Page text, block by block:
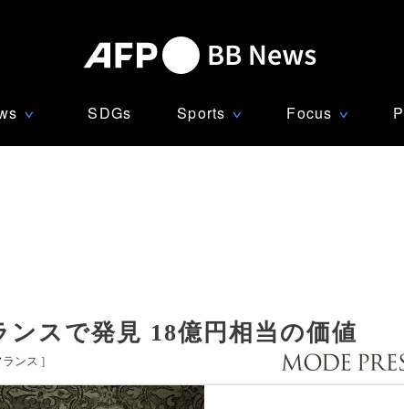
∨ SDGs Sports ∨ Focus ∨
スで発見 18億円相当の価値
ランス ]